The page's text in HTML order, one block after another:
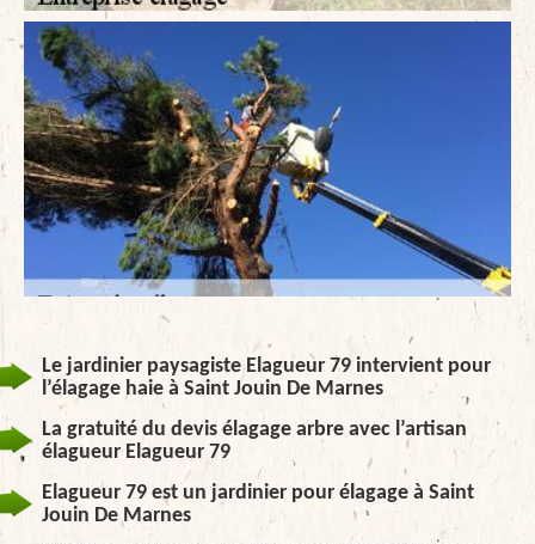
Le jardinier paysagiste Elagueur 79 intervient pour
l’élagage haie à Saint Jouin De Marnes
La gratuité du devis élagage arbre avec l’artisan
élagueur Elagueur 79
Elagueur 79 est un jardinier pour élagage à Saint
Jouin De Marnes